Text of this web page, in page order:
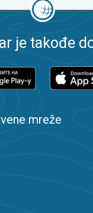
je takođe
mreže